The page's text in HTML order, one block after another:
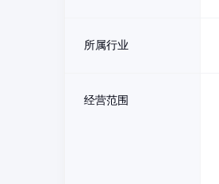
所属行业
经营范围